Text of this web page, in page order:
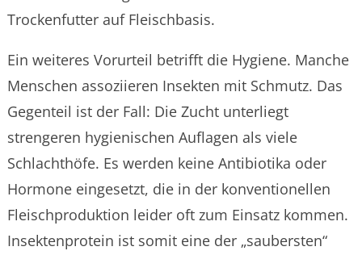
Trockenfutter auf Fleischbasis.
Ein weiteres Vorurteil betrifft die Hygiene. Manche
Menschen assoziieren Insekten mit Schmutz. Das
Gegenteil ist der Fall: Die Zucht unterliegt
strengeren hygienischen Auflagen als viele
Schlachthöfe. Es werden keine Antibiotika oder
Hormone eingesetzt, die in der konventionellen
Fleischproduktion leider oft zum Einsatz kommen.
Insektenprotein ist somit eine der „saubersten“